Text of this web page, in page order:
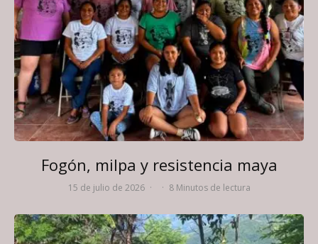
Fogón, milpa y resistencia maya
15 de julio de 2026 · · 8 Minutos de lectura